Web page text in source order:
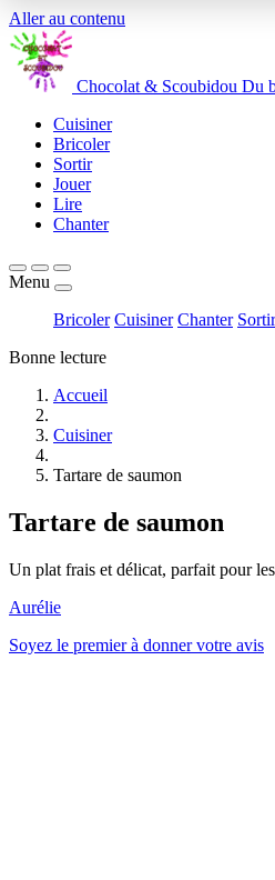
Aller au contenu
Chocolat & Scoubidou Du
Cuisiner
Bricoler
Sortir
Jouer
Lire
Chanter
Menu
Bricoler Cuisiner Chanter Sortir
Bonne lecture
Accueil
Cuisiner
Tartare de saumon
Tartare de saumon
Un plat frais et délicat, parfait pour
Aurélie
Soyez le premier à donner votre avis